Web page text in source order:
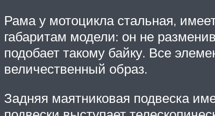
Рама у мотоцикла стальная,
габаритам модели: он не
подобает такому байку. Все
величественный образ.
Задняя маятниковая подвеска